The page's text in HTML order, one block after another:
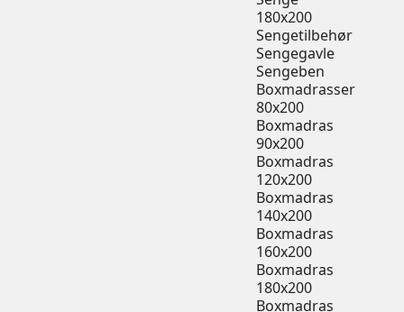
180x200
Sengetilbehør
Sengegavle
Sengeben
Boxmadrasser
80x200
Boxmadras
90x200
Boxmadras
120x200
Boxmadras
140x200
Boxmadras
160x200
Boxmadras
180x200
Boxmadras